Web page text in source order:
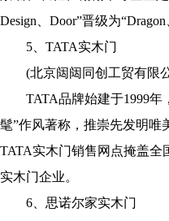
Design、Door”晋级为
5、TATA实木门
(北京闼闼同创工贸有限
TATA品牌始建于1999年
髦”作风著称，推崇先发明唯
TATA实木门销售网点掩盖全
实木门企业。
6、思诺尔家实木门